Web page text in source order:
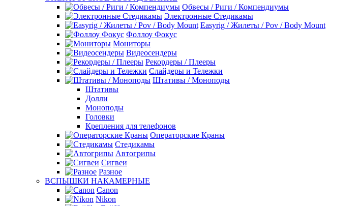
Обвесы / Риги / Компендиумы
Электронные Стедикамы
Easyrig / Жилеты / Pov / Body Mount
Фоллоу Фокус
Мониторы
Видеосендеры
Рекордеры / Плееры
Слайдеры и Тележки
Штативы / Моноподы
Штативы
Долли
Моноподы
Головки
Крепления для телефонов
Операторские Краны
Стедикамы
Автогрипы
Сигвеи
Разное
ВСПЫШКИ НАКАМЕРНЫЕ
Canon
Nikon